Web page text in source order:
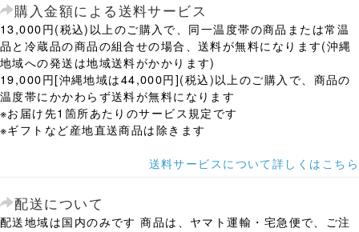
購入金額による送料サービス
13,000円(税込)以上のご購入で、同一温度帯の商品または常温
品と冷蔵品の商品の組合せの場合、送料が無料になります(沖縄
地域への発送は地域送料がかかります)
19,000円[沖縄地域は44,000円](税込)以上のご購入で、商品の
温度帯にかかわらず送料が無料になります
※お届け先1箇所あたりのサービス規定です
※ギフトなど産地直送商品は除きます
送料サービスについて詳しくはこちら
配送について
配送地域は国内のみです 商品は、ヤマト運輸・宅急便で、ご注